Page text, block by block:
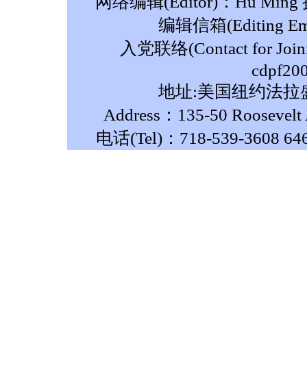
编辑信箱(Editing
入党联络(Contact for
地址:美国纽约法拉
Address：135-50
电话(Tel)：718-539-3608